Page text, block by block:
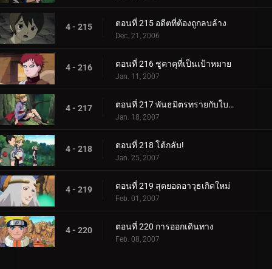
4 - 215 ตอนที่ 215 อดีตที่ต้องถูกลบล้าง
Dec. 21, 2006
4 - 216 ตอนที่ 216 ชูคาคุที่เป็นเป้าหมาย
Jan. 11, 2007
4 - 217 ตอนที่ 217 พันธมิตรทรายกับใบไม้ชิโนบิ
Jan. 18, 2007
4 - 218 ตอนที่ 218 โต้กลับ!
Jan. 25, 2007
4 - 219 ตอนที่ 219 สุดยอดอาวุธเกิดใหม่
Feb. 01, 2007
4 - 220 ตอนที่ 220 การออกเดินทาง
Feb. 08, 2007